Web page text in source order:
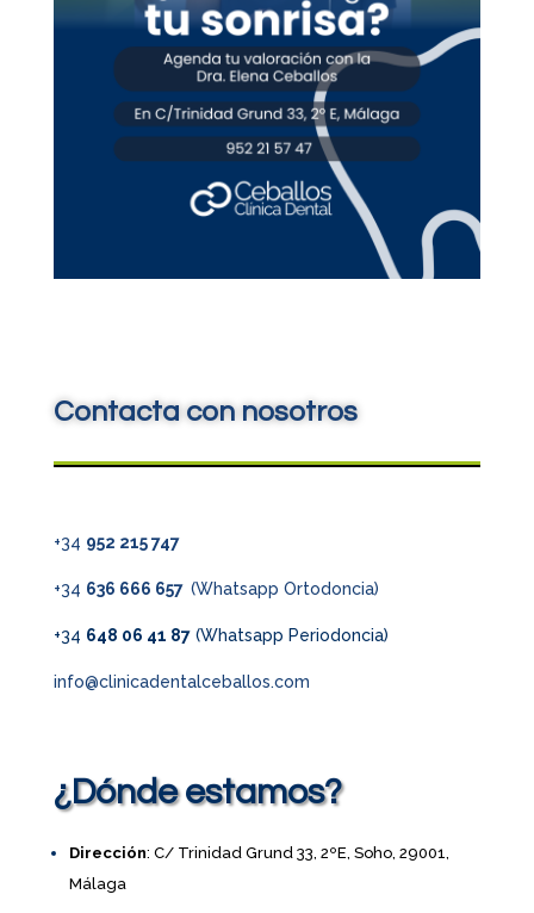
Contacta con nosotros
+34 952 215 747
+34 636 666 657 (Whatsapp Ortodoncia)
+34 648 06 41 87(Whatsapp Periodoncia)
info@clinicadentalceballos.com
¿Dónde estamos?
Dirección: C/ Trinidad Grund 33, 2ºE, Soho, 29001,
Málaga